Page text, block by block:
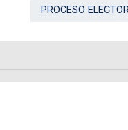
PROCESO